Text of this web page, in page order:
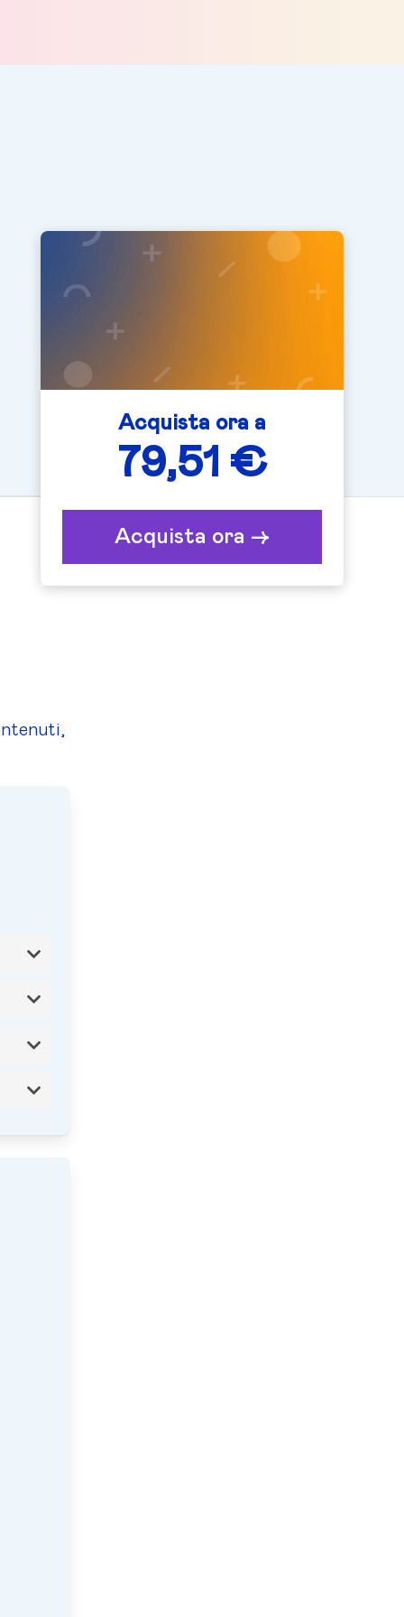
Acquista ora a
79,51 €
Acquista ora ->